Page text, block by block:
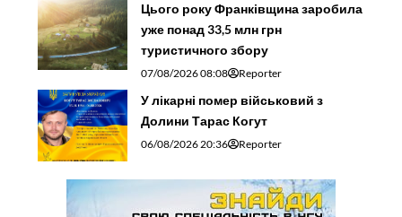
Цього року Франківщина заробила
уже понад 33,5 млн грн
туристичного збору
07/08/2026 08:08 Reporter
У лікарні помер військовий з
Долини Тарас Когут
06/08/2026 20:36 Reporter